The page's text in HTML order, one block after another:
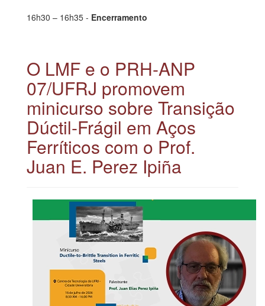
16h30 – 16h35 - Encerramento
O LMF e o PRH-ANP
07/UFRJ promovem
minicurso sobre Transição
Dúctil-Frágil em Aços
Ferríticos com o Prof.
Juan E. Perez Ipiña